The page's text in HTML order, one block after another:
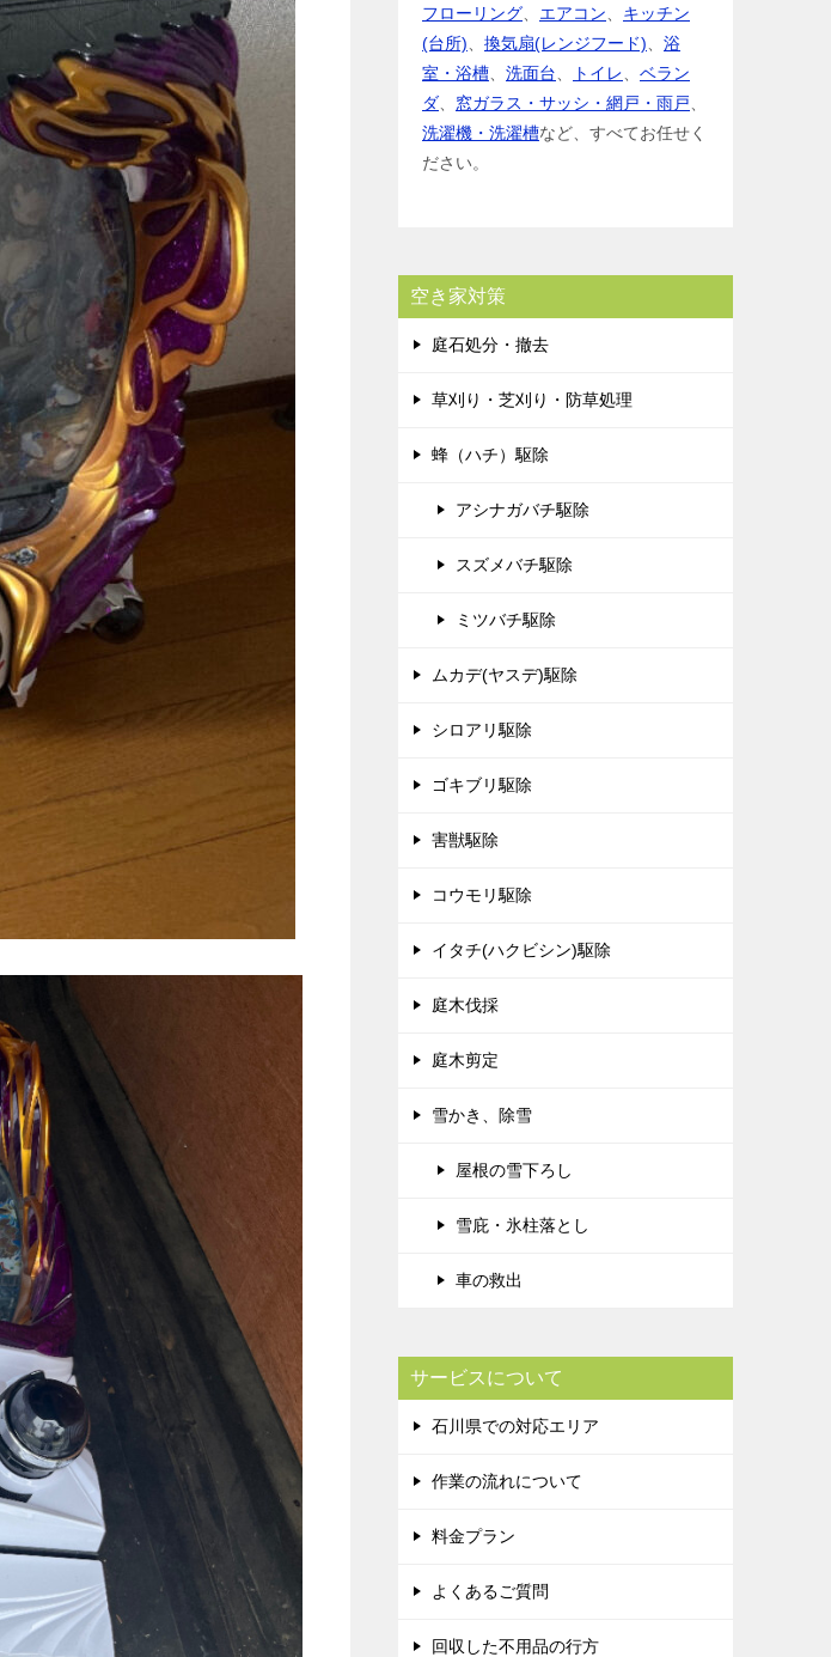
フローリング エアコン
キッチン
(台所)
換気扇(レンジフード)
浴
室・浴槽
洗面台 トイレ
ベラン
ダ
窓ガラス・サッシ・網戸・雨戸
洗濯機・洗濯槽など、すべてお任せく
ださい。
空き家対策
庭石処分・撤去
草刈り・芝刈り・防草処理
蜂（ハチ）駆除
アシナガバチ駆除
スズメバチ駆除
ミツバチ駆除
ムカデ(ヤスデ)駆除
シロアリ駆除
ゴキブリ駆除
害獣駆除
コウモリ駆除
イタチ(ハクビシン)駆除
庭木伐採
庭木剪定
雪かき、除雪
屋根の雪下ろし
雪庇・氷柱落とし
車の救出
サービスについて
石川県での対応エリア
作業の流れについて
料金プラン
よくあるご質問
回収した不用品の行方